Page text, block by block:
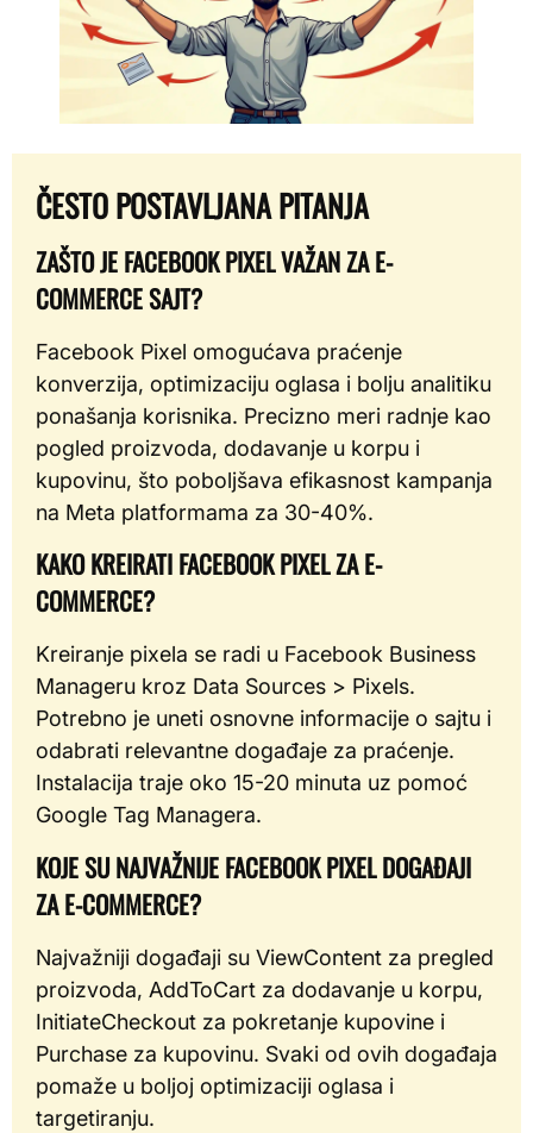
ČESTO POSTAVLJANA PITANJA
ZAŠTO JE FACEBOOK PIXEL VAŽAN ZA E-
COMMERCE SAJT?
Facebook Pixel omogućava praćenje
konverzija, optimizaciju oglasa i bolju analitiku
ponašanja korisnika. Precizno meri radnje kao
pogled proizvoda, dodavanje u korpu i
kupovinu, što poboljšava efikasnost kampanja
na Meta platformama za 30-40%.
KAKO KREIRATI FACEBOOK PIXEL ZA E-
COMMERCE?
Kreiranje pixela se radi u Facebook Business
Manageru kroz Data Sources > Pixels.
Potrebno je uneti osnovne informacije o sajtu i
odabrati relevantne događaje za praćenje.
Instalacija traje oko 15-20 minuta uz pomoć
Google Tag Managera.
KOJE SU NAJVAŽNIJE FACEBOOK PIXEL DOGAĐAJI
ZA E-COMMERCE?
Najvažniji događaji su ViewContent za pregled
proizvoda, AddToCart za dodavanje u korpu,
InitiateCheckout za pokretanje kupovine i
Purchase za kupovinu. Svaki od ovih događaja
pomaže u boljoj optimizaciji oglasa i
targetiranju.